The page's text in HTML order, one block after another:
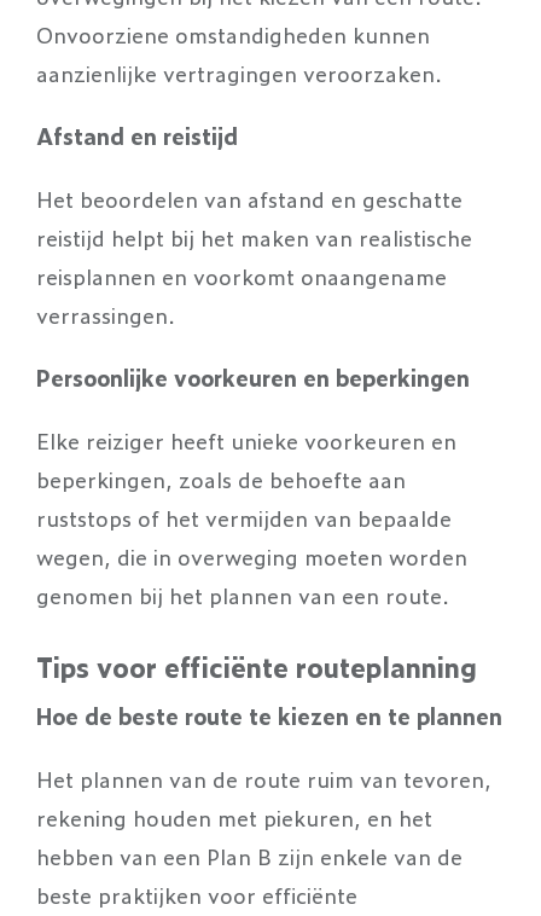
Onvoorziene omstandigheden kunnen
aanzienlijke vertragingen veroorzaken.
Afstand en reistijd
Het beoordelen van afstand en geschatte
reistijd helpt bij het maken van realistische
reisplannen en voorkomt onaangename
verrassingen.
Persoonlijke voorkeuren en beperkingen
Elke reiziger heeft unieke voorkeuren en
beperkingen, zoals de behoefte aan
ruststops of het vermijden van bepaalde
wegen, die in overweging moeten worden
genomen bij het plannen van een route.
Tips voor efficiënte routeplanning
Hoe de beste route te kiezen en te plannen
Het plannen van de route ruim van tevoren,
rekening houden met piekuren, en het
hebben van een Plan B zijn enkele van de
beste praktijken voor efficiënte